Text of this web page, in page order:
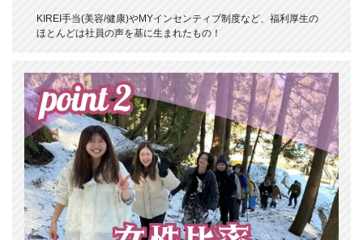
KIREI手当(美容/健康)やMYインセンティブ制度など、福利厚生の
ほとんどは社員の声を基に生まれたもの！